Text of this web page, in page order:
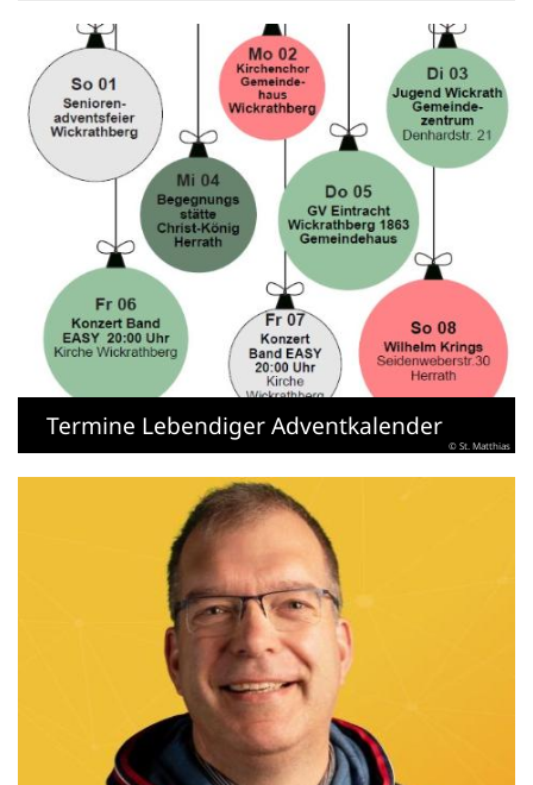
Termine Lebendiger Adventkalender
© St. Matthias